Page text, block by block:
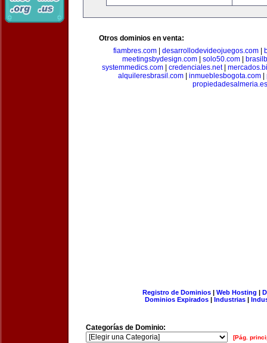
Otros dominios en venta:
fiambres.com| desarrollodevideojuegos.com|
meetingsbydesign.com
solo50.com
systemmedics.com| credenciales.net|
alquileresbrasil.com| inmueblesbogota.com|
propiedadesalmeria.es
Registro de Dominios| Web Hosting |
Dominios Expirados | Industrias |
Categorías de Dominio:
[Pág.